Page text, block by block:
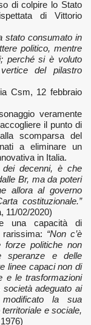
di colpire lo Stato
di Vittorio
stato consumato in
politico, mentre
perché si è voluto
del pilastro
Csm, 12 febbraio
veramente
il punto di
scomparsa del
a eliminare un
in Italia.
dei decenni, è che
Br, ma da poteri
allora al governo
costituzionale.”
11/02/2020)
una capacità di
“Non c’è
forze politiche non
speranze e delle
linee capaci non di
e le trasformazioni
società adeguato ai
modificato la sua
e sociale,